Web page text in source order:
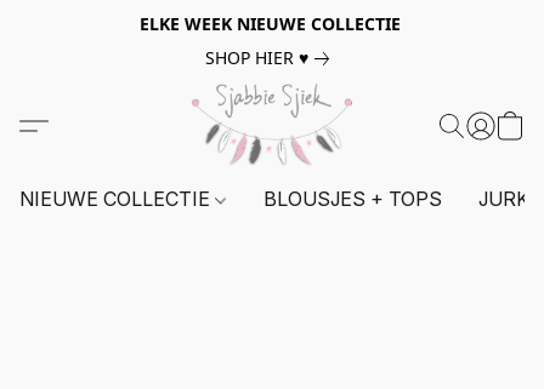
ELKE WEEK NIEUWE COLLECTIE
SHOP HIER ♥
NIEUWE COLLECTIE BLOUSJES + TOPS